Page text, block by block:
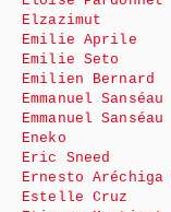
Elzazimut
Emilie Aprile
Emilie Seto
Emilien Bernard
Emmanuel Sanséau
Emmanuel Sanséau
Eneko
Eric Sneed
Ernesto Aréchiga
Estelle Cruz